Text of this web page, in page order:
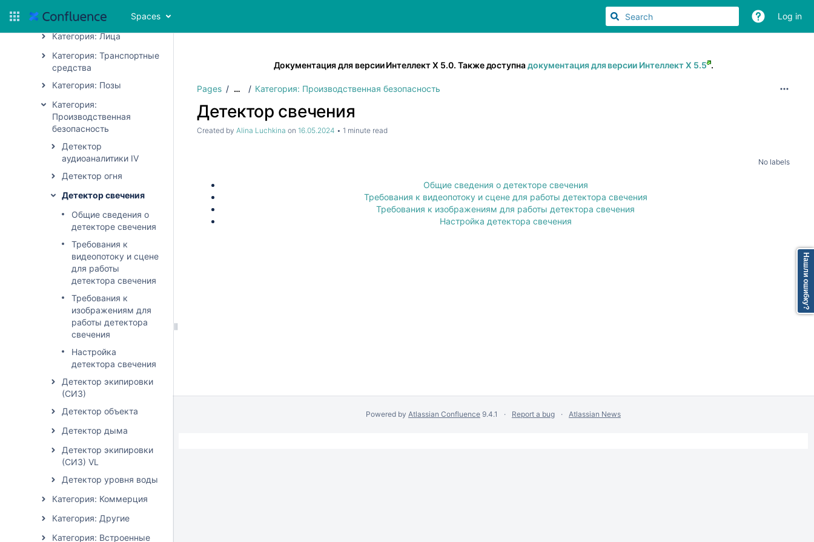
Spaces Log in
Категория: Сервис
Категория: Лица
Категория: Транспортные
средства
Категория: Позы
Категория:
Производственная
безопасность
Детектор
аудиоаналитики IV
Детектор огня
Детектор свечения
Общие сведения о
детекторе свечения
Требования к
видеопотоку и сцене
для работы
детектора свечения
Требования к
изображениям для
работы детектора
свечения
Настройка
детектора свечения
Детектор экипировки
(СИЗ)
Детектор объекта
Детектор дыма
Детектор экипировки
(СИЗ) VL
Детектор уровня воды
Категория: Коммерция
Категория: Другие
Категория: Встроенные
Документация для версии Интеллект Х 5.0. Также доступнадокументация для версии Интеллект Х 5.5 .
Pages … Категория: Производственная безопасность
Детектор свечения
Created by Alina Luchkina on 16.05.2024 1 minute read
No labels
Общие сведения о детекторе свечения
Требования к видеопотоку и сцене для работы детектора свечения
Требования к изображениям для работы детектора свечения
Настройка детектора свечения
Powered by Atlassian Confluence 9.4.1 Report a bug Atlassian News
Нашли ошибку?